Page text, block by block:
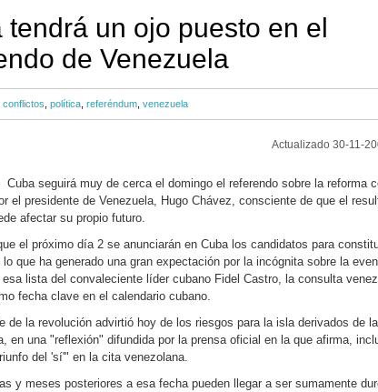
tendrá un ojo puesto en el
de Venezuela
conflictos política referéndum venezuela
Actualizado 30-11-
Cuba seguirá muy de cerca el domingo el referendo sobre la reforma
el presidente de Venezuela, Hugo Chávez, consciente de que el
afectar su propio futuro.
el próximo día 2 se anunciarán en Cuba los candidatos para
lo que ha generado una gran expectación por la incógnita sobre la
lista del convaleciente líder cubano Fidel Castro, la consulta
fecha clave en el calendario cubano.
de la revolución advirtió hoy de los riesgos para la isla derivados de la
en una "reflexión" difundida por la prensa oficial en la que afirma,
del 'sí'" en la cita venezolana.
y meses posteriores a esa fecha pueden llegar a ser sumamente